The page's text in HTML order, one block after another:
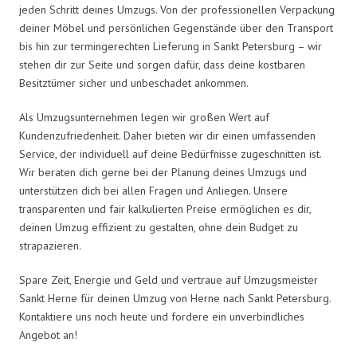
jeden Schritt deines Umzugs. Von der professionellen Verpackung
deiner Möbel und persönlichen Gegenstände über den Transport
bis hin zur termingerechten Lieferung in Sankt Petersburg – wir
stehen dir zur Seite und sorgen dafür, dass deine kostbaren
Besitztümer sicher und unbeschadet ankommen.
Als Umzugsunternehmen legen wir großen Wert auf
Kundenzufriedenheit. Daher bieten wir dir einen umfassenden
Service, der individuell auf deine Bedürfnisse zugeschnitten ist.
Wir beraten dich gerne bei der Planung deines Umzugs und
unterstützen dich bei allen Fragen und Anliegen. Unsere
transparenten und fair kalkulierten Preise ermöglichen es dir,
deinen Umzug effizient zu gestalten, ohne dein Budget zu
strapazieren.
Spare Zeit, Energie und Geld und vertraue auf Umzugsmeister
Sankt Herne für deinen Umzug von Herne nach Sankt Petersburg.
Kontaktiere uns noch heute und fordere ein unverbindliches
Angebot an!